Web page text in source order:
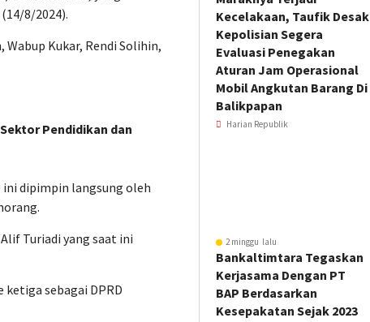
8/2024).
Kukar, Rendi Solihin,
Pendidikan dan
ini dipimpin langsung oleh
Turiadi yang saat ini
sebagai DPRD
Kecelakaan, Taufik Desak
Kepolisian Segera
Evaluasi Penegakan
Aturan Jam Operasional
Mobil Angkutan Barang Di
Balikpapan
Harian Republik
2 minggu lalu
Bankaltimtara Tegaskan
Kerjasama Dengan PT
BAP Berdasarkan
Kesepakatan Sejak 2023